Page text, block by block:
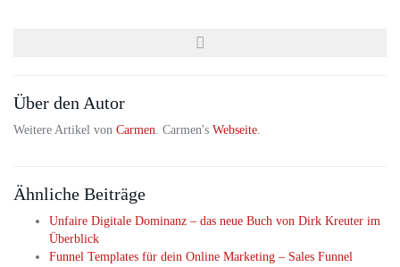
Über den Autor
Weitere Artikel von Carmen. Carmen's Webseite.
Ähnliche Beiträge
Unfaire Digitale Dominanz – das neue Buch von Dirk Kreuter im
Überblick
Funnel Templates für dein Online Marketing – Sales Funnel